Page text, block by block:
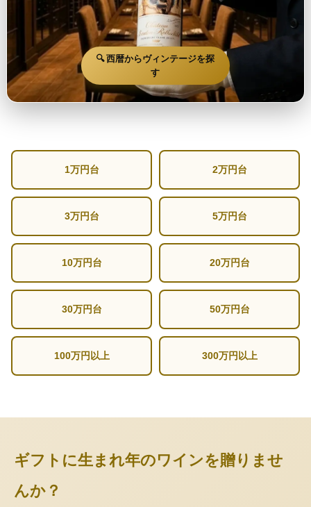
🔍 西暦からヴィンテージを探
す
1万円台 2万円台
3万円台 5万円台
10万円台 20万円台
30万円台 50万円台
100万円以上 300万円以上
ギフトに生まれ年のワインを贈りませ
んか？